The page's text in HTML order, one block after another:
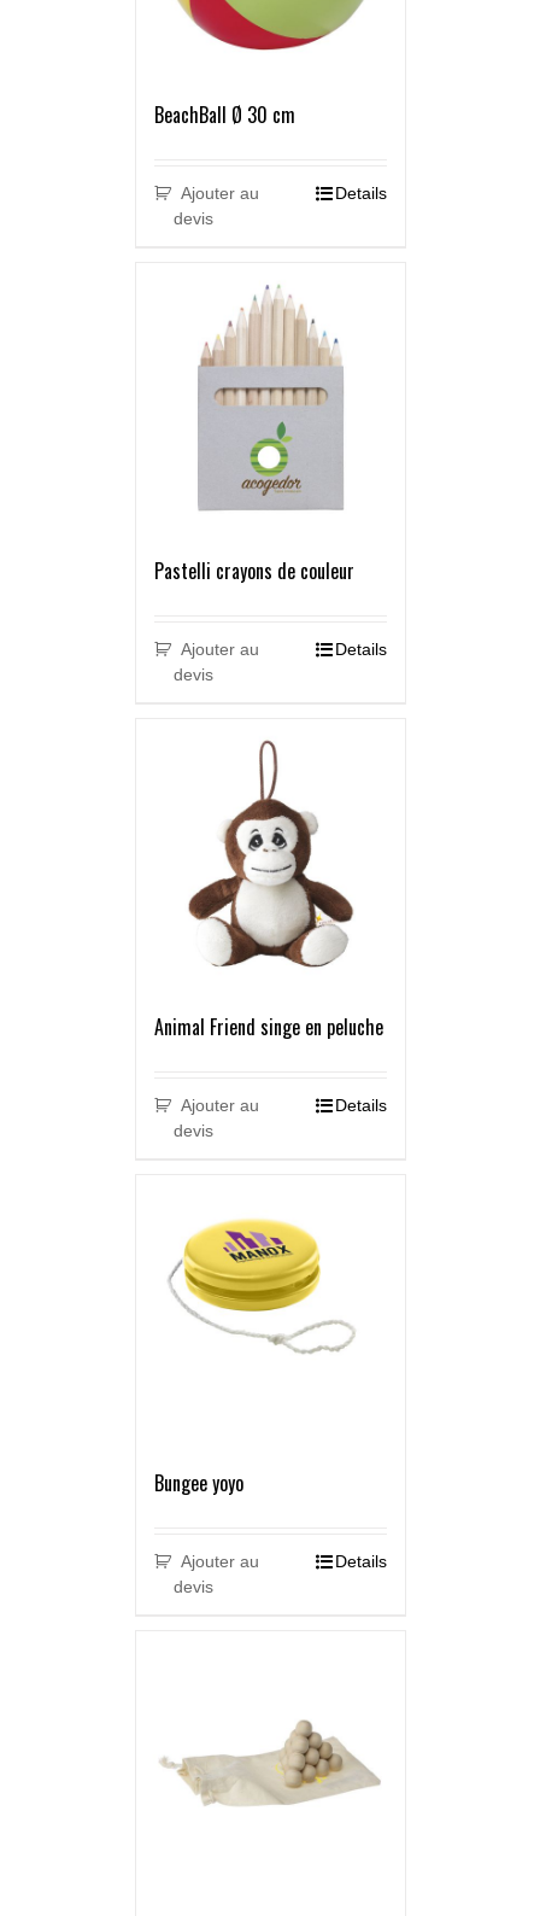
BeachBall Ø 30 cm
Ajouter au
devis
Details
Pastelli crayons de couleur
Ajouter au
devis
Details
Animal Friend singe en peluche
Ajouter au
devis
Details
Bungee yoyo
Ajouter au
devis
Details